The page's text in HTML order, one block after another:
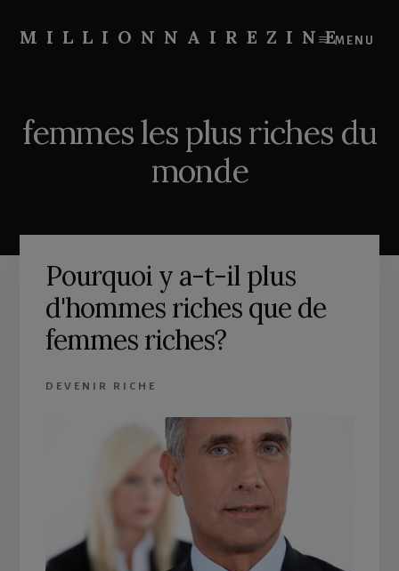
content
primary
MILLIONNAIREZINE
à
devenir
MENU
femmes les plus riches du
monde
Pourquoi y a-t-il plus
d'hommes riches que de
femmes riches?
DEVENIR RICHE